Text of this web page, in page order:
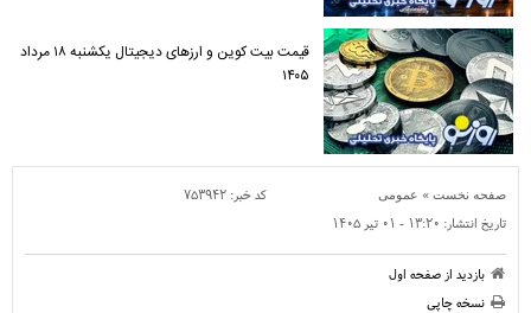
قیمت بیت کوین و ارز‌های دیجیتال یکشنبه ۱۸ مرداد
۱۴۰۵
صفحه نخست » عمومی کد خبر: ۷۵۳۹۴۲
تاریخ انتشار: ۱۳:۲۰ - ۰۱ تير ۱۴۰۵
بازدید از صفحه اول
نسخه چاپی